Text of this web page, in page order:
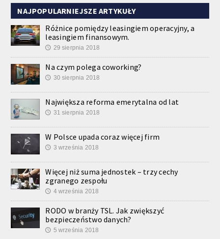
NAJPOPULARNIEJSZE ARTYKUŁY
Różnice pomiędzy leasingiem operacyjny, a
leasingiem finansowym.
🕔 29 sierpnia 2018
Na czym polega coworking?
🕔 30 sierpnia 2018
Największa reforma emerytalna od lat
🕔 31 sierpnia 2018
W Polsce upada coraz więcej firm
🕔 3 września 2018
Więcej niż suma jednostek – trzy cechy
zgranego zespołu
🕔 4 września 2018
RODO w branży TSL. Jak zwiększyć
bezpieczeństwo danych?
🕔 5 września 2018